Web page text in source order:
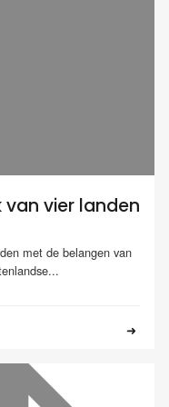
van vier landen
met de belangen van